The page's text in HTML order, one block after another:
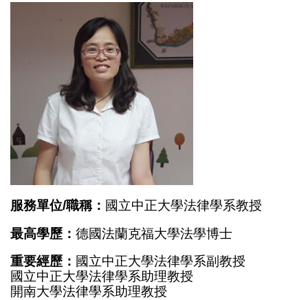
服務單位/職稱： 國立中正大學法律學系教授
最高學歷： 德國法蘭克福大學法學博士
重要經歷： 國立中正大學法律學系副教授
國立中正大學法律學系助理教授
開南大學法律學系助理教授